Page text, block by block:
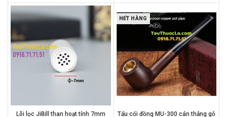
Lõi lọc JiBill than hoạt tính 7mm
HẾT HÀNG
Tẩu cối đồng MU-300 cán thẳng gỗ